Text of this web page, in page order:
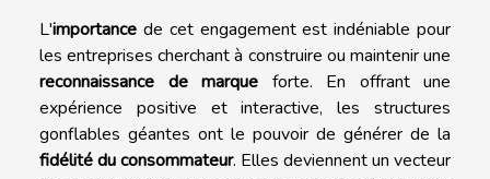
L'importance de cet engagement est indéniable pour
les entreprises cherchant à construire ou maintenir une
reconnaissance de marque forte. En offrant une
expérience positive et interactive, les structures
gonflables géantes ont le pouvoir de générer de la
fidélité du consommateur. Elles deviennent un vecteur